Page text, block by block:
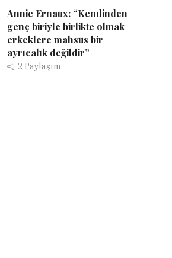
Annie Ernaux: “Kendinden
genç biriyle birlikte olmak
erkeklere mahsus bir
ayrıcalık değildir”
2Paylaşım